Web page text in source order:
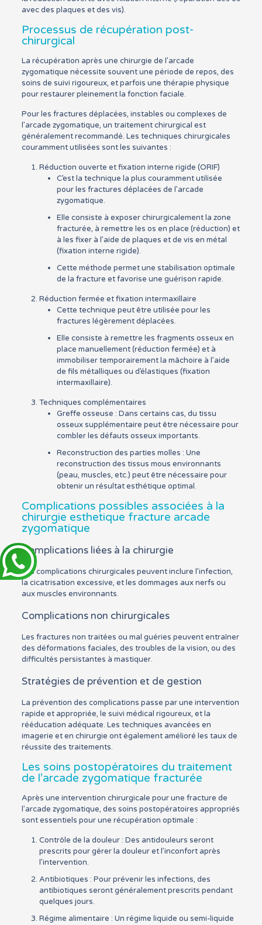
avec des plaques et des vis).
Processus de récupération post-
chirurgical
La récupération après une chirurgie de l’arcade
zygomatique nécessite souvent une période de repos, des
soins de suivi rigoureux, et parfois une thérapie physique
pour restaurer pleinement la fonction faciale.
Pour les fractures déplacées, instables ou complexes de
l’arcade zygomatique, un traitement chirurgical est
généralement recommandé. Les techniques chirurgicales
couramment utilisées sont les suivantes :
Réduction ouverte et fixation interne rigide (ORIF)
C’est la technique la plus couramment utilisée
pour les fractures déplacées de l’arcade
zygomatique.
Elle consiste à exposer chirurgicalement la zone
fracturée, à remettre les os en place (réduction) et
à les fixer à l’aide de plaques et de vis en métal
(fixation interne rigide).
Cette méthode permet une stabilisation optimale
de la fracture et favorise une guérison rapide.
Réduction fermée et fixation intermaxillaire
Cette technique peut être utilisée pour les
fractures légèrement déplacées.
Elle consiste à remettre les fragments osseux en
place manuellement (réduction fermée) et à
immobiliser temporairement la mâchoire à l’aide
de fils métalliques ou d’élastiques (fixation
intermaxillaire).
Techniques complémentaires
Greffe osseuse : Dans certains cas, du tissu
osseux supplémentaire peut être nécessaire pour
combler les défauts osseux importants.
Reconstruction des parties molles : Une
reconstruction des tissus mous environnants
(peau, muscles, etc.) peut être nécessaire pour
obtenir un résultat esthétique optimal.
Complications possibles associées à la
chirurgie esthetique fracture arcade
zygomatique
Complications liées à la chirurgie
Les complications chirurgicales peuvent inclure l’infection,
la cicatrisation excessive, et les dommages aux nerfs ou
aux muscles environnants.
Complications non chirurgicales
Les fractures non traitées ou mal guéries peuvent entraîner
des déformations faciales, des troubles de la vision, ou des
difficultés persistantes à mastiquer.
Stratégies de prévention et de gestion
La prévention des complications passe par une intervention
rapide et appropriée, le suivi médical rigoureux, et la
rééducation adéquate. Les techniques avancées en
imagerie et en chirurgie ont également amélioré les taux de
réussite des traitements.
Les soins postopératoires du traitement
de l’arcade zygomatique fracturée
Après une intervention chirurgicale pour une fracture de
l’arcade zygomatique, des soins postopératoires appropriés
sont essentiels pour une récupération optimale :
Contrôle de la douleur : Des antidouleurs seront
prescrits pour gérer la douleur et l’inconfort après
l’intervention.
Antibiotiques : Pour prévenir les infections, des
antibiotiques seront généralement prescrits pendant
quelques jours.
Régime alimentaire : Un régime liquide ou semi-liquide